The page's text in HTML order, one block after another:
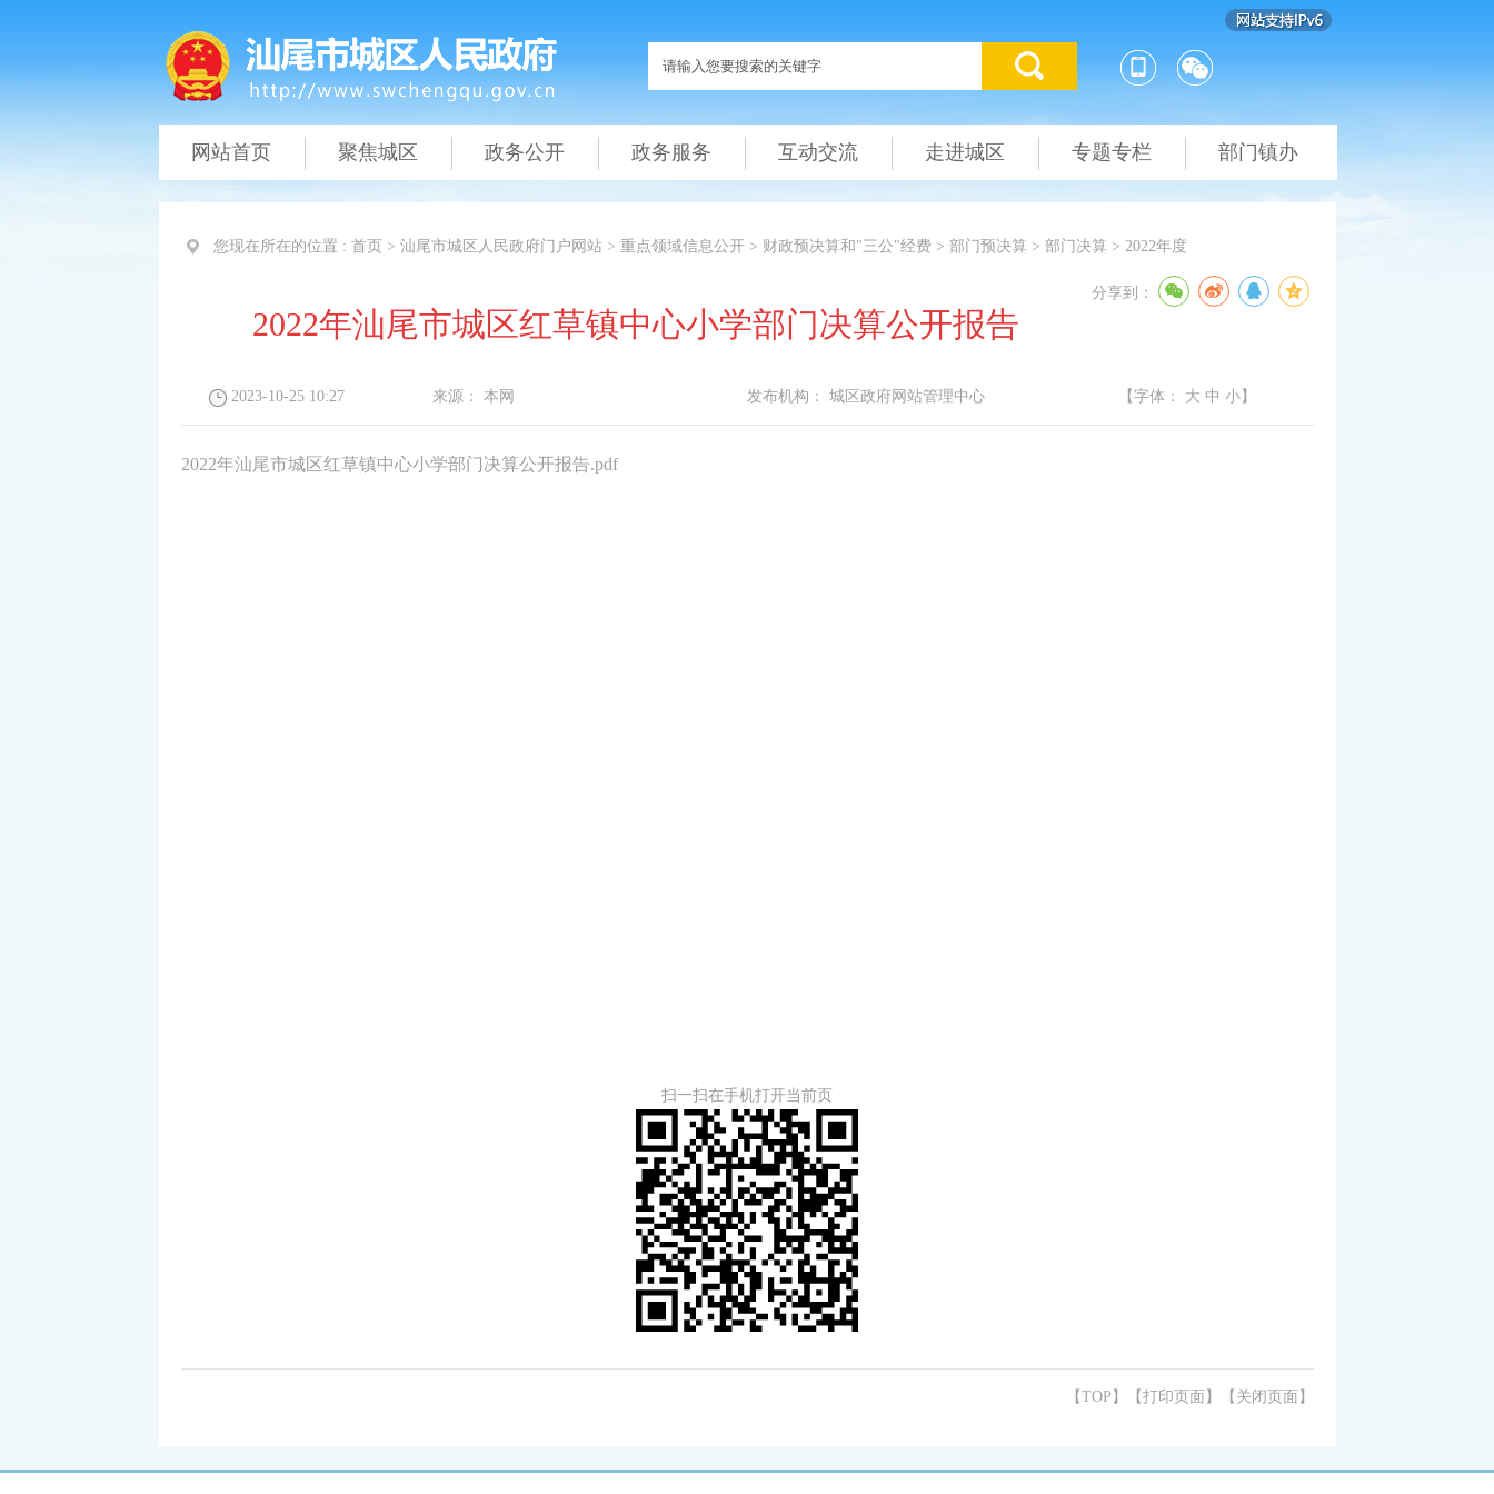
网站首页 聚焦城区 政务公开 政务服务 互动交流 走进城区 专题专栏 部门镇办
您现在所在的位置 : 首页 > 汕尾市城区人民政府门户网站> 重点领域信息公开> 财政预决算和"三公"经费> 部门预决算 > 部门决算 > 2022年度
分享到：
2022年汕尾市城区红草镇中心小学部门决算公开报告
2023-10-25 10:27 来源： 本网 发布机构： 城区政府网站管理中心 【字体： 大 中 小 】
2022年汕尾市城区红草镇中心小学部门决算公开报告.pdf
扫一扫在手机打开当前页
【TOP】 【 打印页面 】【 关闭页面 】